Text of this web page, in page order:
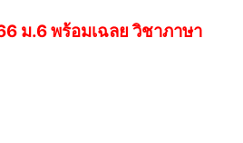
ม.6 พร้อมเฉลย วิชาภาษา